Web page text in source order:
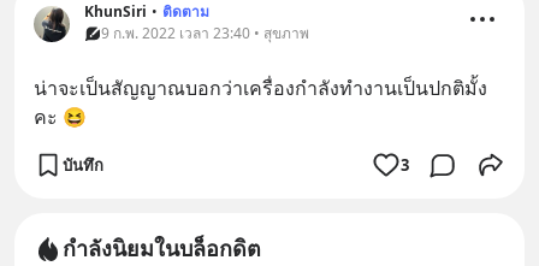
KhunSiri • ติดตาม
9 ก.พ. 2022 เวลา 23:40 • สุขภาพ
น่าจะเป็นสัญญาณบอกว่าเครื่องกำลังทำงานเป็นปกติมั้ง
คะ 😆
บันทึก 3
กำลังนิยมในบล็อกดิต